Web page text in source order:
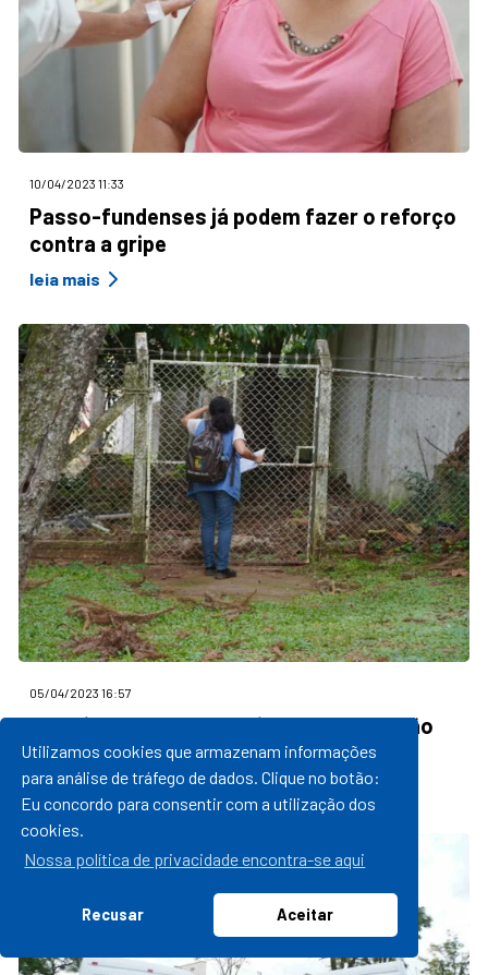
Utilizamos cookies que armazenam informações
para análise de tráfego de dados. Clique no botão:
Eu concordo para consentir com a utilização dos
cookies.
Nossa política de privacidade encontra-se aqui
Recusar Aceitar
10/04/2023 11:33
Passo-fundenses já podem fazer o reforço
contra a gripe
leia mais
05/04/2023 16:57
Prefeitura reforça medidas de prevenção
contra a dengue
leia mais